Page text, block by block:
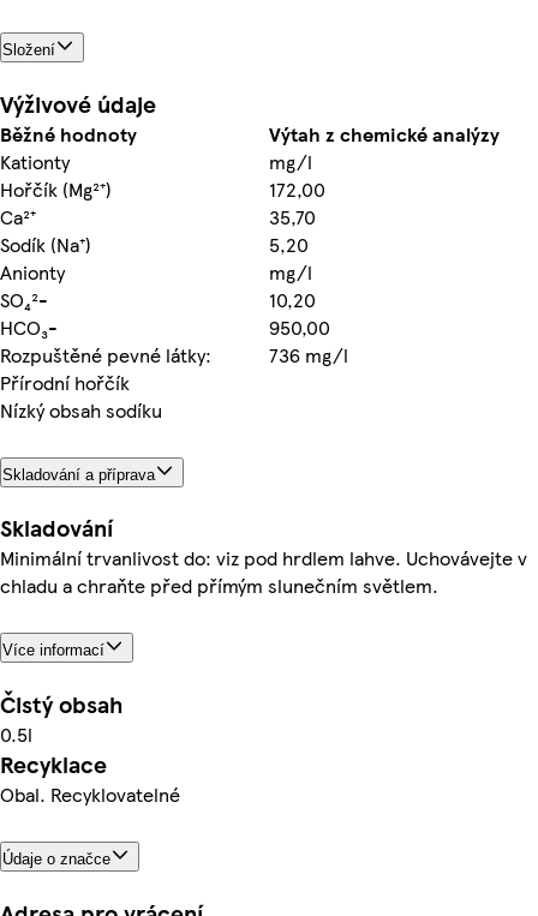
Složení
Výživové údaje
Běžné hodnoty
Výtah z chemické analýzy
Kationty
mg/l
Hořčík (Mg²⁺)
172,00
Ca²⁺
35,70
Sodík (Na⁺)
5,20
Anionty
mg/l
SO₄²-
10,20
HCO₃-
950,00
Rozpuštěné pevné látky:
736 mg/l
Přírodní hořčík
Nízký obsah sodíku
Skladování a příprava
Skladování
Minimální trvanlivost do: viz pod hrdlem lahve. Uchovávejte v
chladu a chraňte před přímým slunečním světlem.
Více informací
Čistý obsah
0.5l
Recyklace
Obal. Recyklovatelné
Údaje o značce